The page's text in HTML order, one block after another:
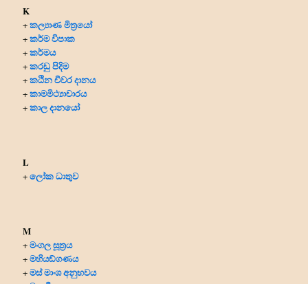
K
+කල්‍යාණ මිත්‍රයෝ
+කර්ම විපාක
+කර්මය
+කරඩු පිදිම
+කඨින චීවර දානය
+කාමමිථ්‍යාචාරය
+කාල දානයෝ
L
+ලෝක ධාතුව
M
+මංගල සූත්‍රය
+මහියඞ්ගණය
+මස් මාංශ අනුභවය